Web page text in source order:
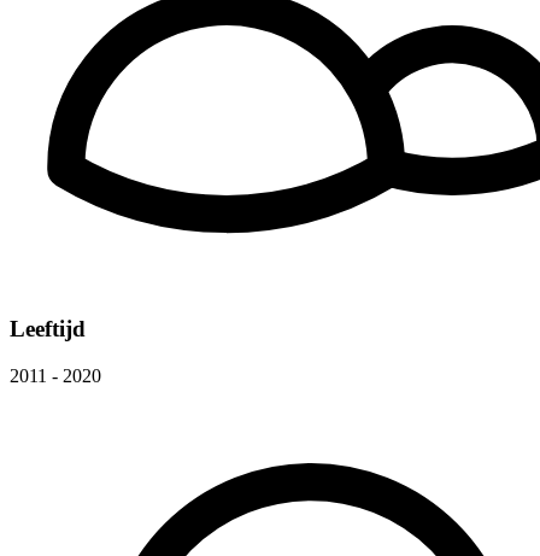
Leeftijd
2011 - 2020